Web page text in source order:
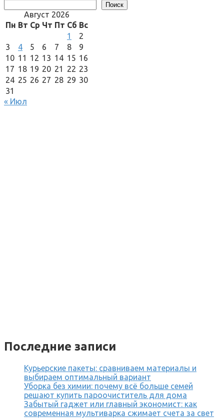
Поиск
Август 2026
Пн Вт Ср Чт Пт Сб Вс
1
2
3
4 5 6 7 8
9
10 11 12 13 14 15 16
17 18 19 20 21 22 23
24 25 26 27 28 29 30
31
« Июл
Последние записи
Курьерские пакеты: сравниваем материалы и
выбираем оптимальный вариант
Уборка без химии: почему всё больше семей
решают купить пароочиститель для дома
Забытый гаджет или главный экономист: как
современная мультиварка сжимает счета за свет